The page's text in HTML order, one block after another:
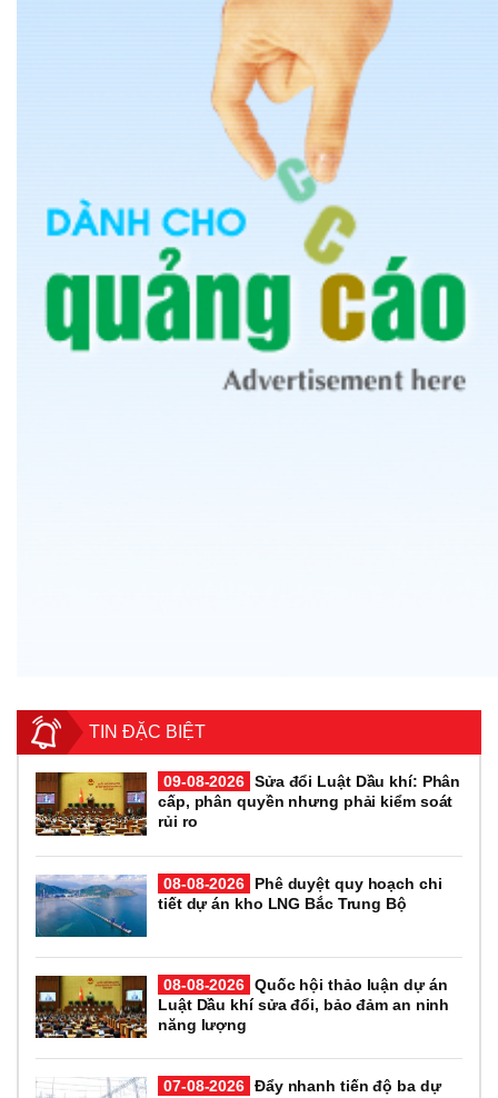
TIN ĐẶC BIỆT
09-08-2026 Sửa đổi Luật Dầu khí: Phân
cấp, phân quyền nhưng phải kiểm soát
rủi ro
08-08-2026
Phê duyệt quy hoạch chi
tiết dự án kho LNG Bắc Trung Bộ
08-08-2026 Quốc hội thảo luận dự án
Luật Dầu khí sửa đổi, bảo đảm an ninh
năng lượng
07-08-2026 Đẩy nhanh tiến độ ba dự